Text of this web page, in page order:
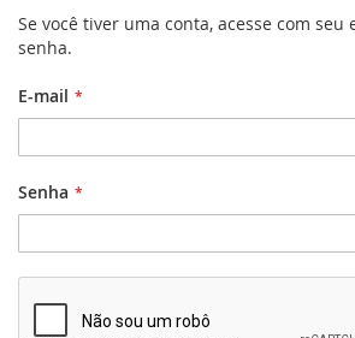
Se você tiver uma conta, acesse com
senha.
E-mail
Senha